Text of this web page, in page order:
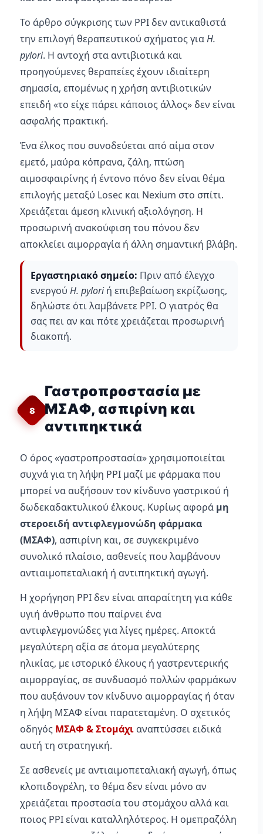
Το άρθρο σύγκρισης των PPI δεν αντικαθιστά
την επιλογή θεραπευτικού σχήματος γιαH.
pylori. Η αντοχή στα αντιβιοτικά και
προηγούμενες θεραπείες έχουν ιδιαίτερη
σημασία, επομένως η χρήση αντιβιοτικών
επειδή «το είχε πάρει κάποιος άλλος» δεν είναι
ασφαλής πρακτική.
Ένα έλκος που συνοδεύεται από αίμα στον
εμετό, μαύρα κόπρανα, ζάλη, πτώση
αιμοσφαιρίνης ή έντονο πόνο δεν είναι θέμα
επιλογής μεταξύ Losec και Nexium στο σπίτι.
Χρειάζεται άμεση κλινική αξιολόγηση. Η
προσωρινή ανακούφιση του πόνου δεν
αποκλείει αιμορραγία ή άλλη σημαντική βλάβη.
Εργαστηριακό σημείο: Πριν από έλεγχο
ενεργού H. pyloriή επιβεβαίωση εκρίζωσης,
δηλώστε ότι λαμβάνετε PPI. Ο γιατρός θα
σας πει αν και πότε χρειάζεται προσωρινή
διακοπή.
8
Γαστροπροστασία με
ΜΣΑΦ, ασπιρίνη και
αντιπηκτικά
Ο όρος «γαστροπροστασία» χρησιμοποιείται
συχνά για τη λήψη PPI μαζί με φάρμακα που
μπορεί να αυξήσουν τον κίνδυνο γαστρικού ή
δωδεκαδακτυλικού έλκους. Κυρίως αφορά μη
στεροειδή αντιφλεγμονώδη φάρμακα
(ΜΣΑΦ), ασπιρίνη και, σε συγκεκριμένο
συνολικό πλαίσιο, ασθενείς που λαμβάνουν
αντιαιμοπεταλιακή ή αντιπηκτική αγωγή.
Η χορήγηση PPI δεν είναι απαραίτητη για κάθε
υγιή άνθρωπο που παίρνει ένα
αντιφλεγμονώδες για λίγες ημέρες. Αποκτά
μεγαλύτερη αξία σε άτομα μεγαλύτερης
ηλικίας, με ιστορικό έλκους ή γαστρεντερικής
αιμορραγίας, σε συνδυασμό πολλών φαρμάκων
που αυξάνουν τον κίνδυνο αιμορραγίας ή όταν
η λήψη ΜΣΑΦ είναι παρατεταμένη. Ο σχετικός
οδηγός ΜΣΑΦ & Στομάχι αναπτύσσει ειδικά
αυτή τη στρατηγική.
Σε ασθενείς με αντιαιμοπεταλιακή αγωγή, όπως
κλοπιδογρέλη, το θέμα δεν είναι μόνο αν
χρειάζεται προστασία του στομάχου αλλά και
ποιος PPI είναι καταλληλότερος. Η ομεπραζόλη